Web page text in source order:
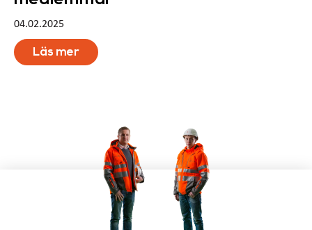
04.02.2025
Läs mer